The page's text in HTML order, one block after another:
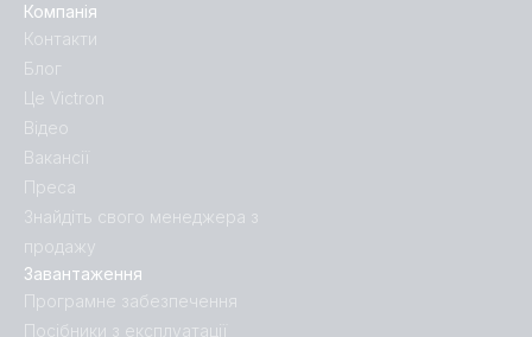
Завантаження
Програмне забезпечення
Посібники з експлуатації
Компанія
Контакти
Блог
Це Victron
Відео
Вакансії
Преса
Знайдіть свого менеджера з
продажу